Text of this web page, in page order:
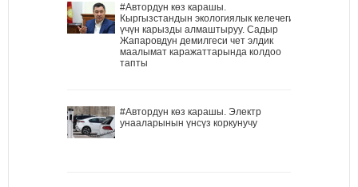
#Автордун көз карашы.
Кыргызстандын экологиялык келечеги
үчүн карызды алмаштыруу. Садыр
Жапаровдун демилгеси чет элдик
маалымат каражаттарында колдоо
тапты
#Автордун көз карашы. Электр
унааларынын үнсүз коркунучу